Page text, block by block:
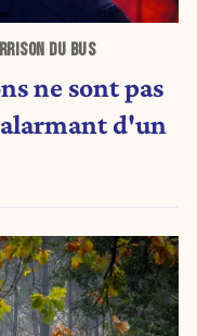
DU BUS
ne sont pas
d'un